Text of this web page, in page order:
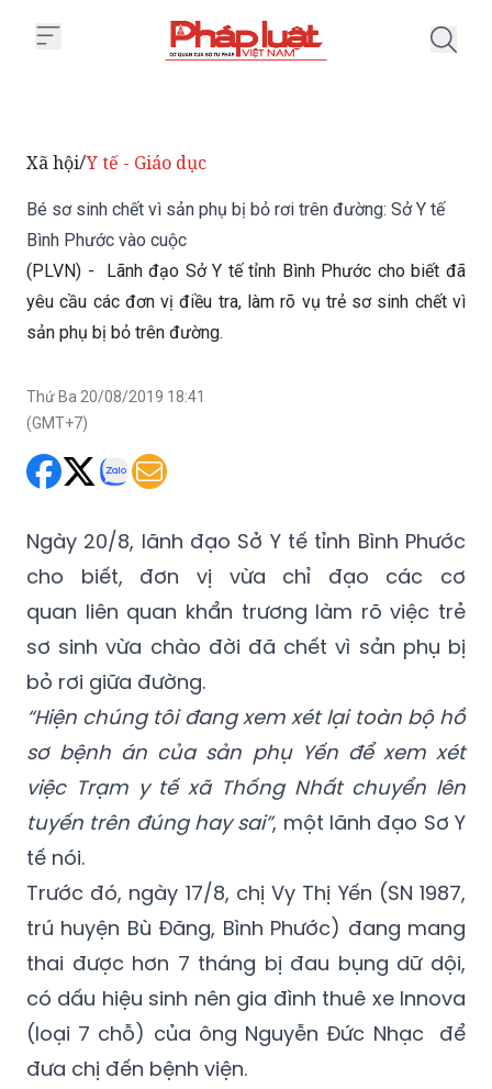
Xã hội/Y tế - Giáo dục
Bé sơ sinh chết vì sản phụ bị bỏ rơi trên đường: Sở Y tế
Bình Phước vào cuộc
(PLVN) - Lãnh đạo Sở Y tế tỉnh Bình Phước cho biết đã
sản phụ bị bỏ trên đường.
Thứ Ba 20/08/2019 18:41
Ngày 20/8, lãnh đạo Sở Y tế tỉnh Bình Phước
cho biết, đơn vị vừa chỉ đạo các cơ
quan liên quan khẩn trương làm rõ việc trẻ
sơ sinh vừa chào đời đã chết vì sản phụ bị
bỏ rơi giữa đường.
“Hiện chúng tôi đang xem xét lại toàn bộ hồ
sơ bệnh án của sản phụ Yến để xem xét
việc Trạm y tế xã Thống Nhất chuyển lên
tuyến trên đúng hay sai”, một lãnh đạo Sơ Y
tế nói.
Trước đó, ngày 17/8, chị Vy Thị Yến (SN 1987,
trú huyện Bù Đăng, Bình Phước) đang mang
thai được hơn 7 tháng bị đau bụng dữ dội,
có dấu hiệu sinh nên gia đình thuê xe Innova